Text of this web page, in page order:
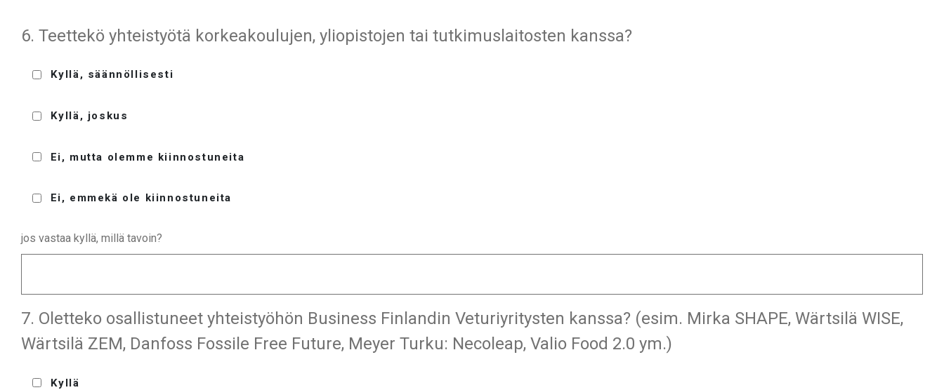
6. Teettekö yhteistyötä korkeakoulujen, yliopistojen tai tutkimuslaitosten kanssa?
Kyllä, säännöllisesti
Kyllä, joskus
Ei, mutta olemme kiinnostuneita
Ei, emmekä ole kiinnostuneita
jos vastaa kyllä, millä tavoin?
7. Oletteko osallistuneet yhteistyöhön Business Finlandin Veturiyritysten kanssa? (esim. Mirka SHAPE, Wärtsilä WISE,
Wärtsilä ZEM, Danfoss Fossile Free Future, Meyer Turku: Necoleap, Valio Food 2.0 ym.)
Kyllä